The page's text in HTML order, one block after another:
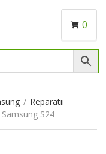
0
/ Reparatii
S24